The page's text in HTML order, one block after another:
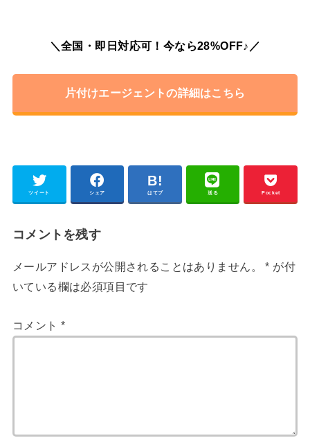
＼全国・即日対応可！今なら28%OFF♪／
片付けエージェントの詳細はこちら
ツイート シェア はてブ 送る Pocket
コメントを残す
メールアドレスが公開されることはありません。 * が付
いている欄は必須項目です
コメント *